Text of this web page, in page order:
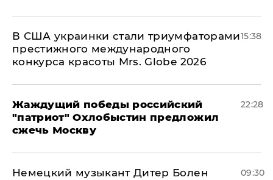
В США украинки стали триумфаторами
престижного международного
конкурса красоты Mrs. Globe 2026
15:38
Жаждущий победы российский
"патриот" Охлобыстин предложил
сжечь Москву
22:28
Немецкий музыкант Дитер Болен
09:30